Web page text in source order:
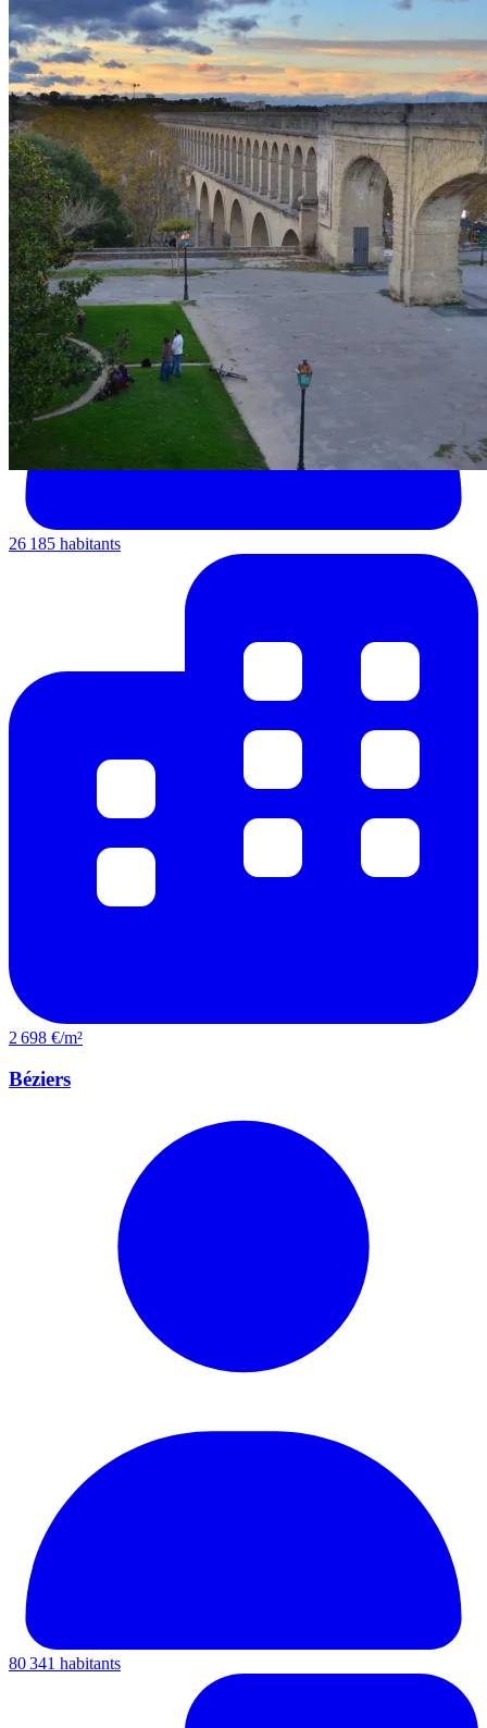
26 185 habitants
2 698 €/m²
Béziers
80 341 habitants